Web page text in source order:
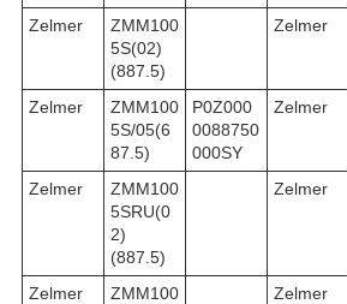
Zelmer
ZMM100
5S(02)
(887.5)
Zelmer
Zelmer
ZMM100
5S/05(6
87.5)
P0Z000
0088750
000SY
Zelmer
Zelmer
ZMM100
5SRU(0
2)
(887.5)
Zelmer
Zelmer
ZMM100
Zelmer